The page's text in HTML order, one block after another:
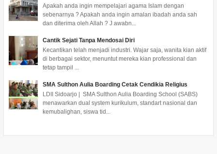
Apakah anda ingin mempelajari agama Islam dengan
sebenarnya ? Apakah anda ingin amalan ibadah anda sah
dan diterima oleh Allah ? J awabn...
Cantik Sejati Tanpa Mendosai Diri
Kecantikan telah menjadi industri. Wajar saja, wanita kian aktif
di berbagai sektor, menuntut mereka kian professional dan
tetap tampil ...
SMA Sulthon Aulia Boarding Cetak Cendikia Religius
LDII Sidoarjo | SMA Sulthon Aulia Boarding School (SABS)
menawarkan dual system kurikulum, standart nasional dan
kemubalighan, siswa tid...